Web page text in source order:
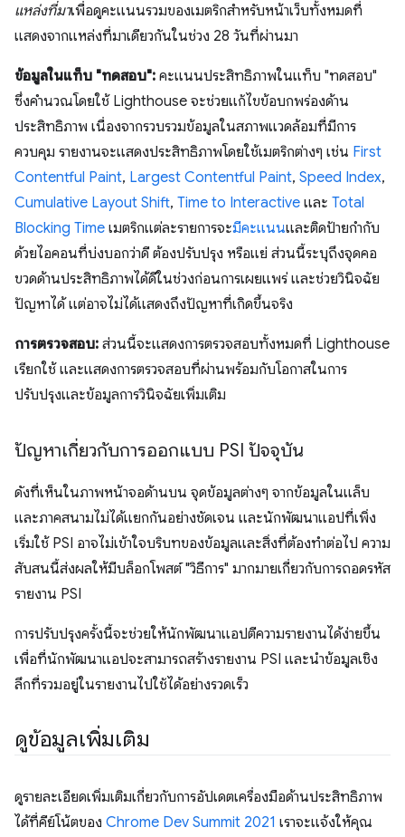
แหล่งที่มาเพื่อดูคะแนนรวมของเมตริกสําหรับหน้าเว็บทั้งหมดที่
แสดงจากแหล่งที่มาเดียวกันในช่วง 28 วันที่ผ่านมา
ข้อมูลในแท็บ "ทดสอบ": คะแนนประสิทธิภาพในแท็บ "ทดสอบ"
ซึ่งคำนวณโดยใช้ Lighthouse จะช่วยแก้ไขข้อบกพร่องด้าน
ประสิทธิภาพ เนื่องจากรวบรวมข้อมูลในสภาพแวดล้อมที่มีการ
ควบคุม รายงานจะแสดงประสิทธิภาพโดยใช้เมตริกต่างๆ เช่น First
Contentful Paint, Largest Contentful Paint, Speed Index,
Cumulative Layout Shift, Time to Interactive และ Total
Blocking Time เมตริกแต่ละรายการจะมีคะแนนและติดป้ายกำกับ
ด้วยไอคอนที่บ่งบอกว่าดี ต้องปรับปรุง หรือแย่ ส่วนนี้ระบุถึงจุดคอ
ขวดด้านประสิทธิภาพได้ดีในช่วงก่อนการเผยแพร่ และช่วยวินิจฉัย
ปัญหาได้ แต่อาจไม่ได้แสดงถึงปัญหาที่เกิดขึ้นจริง
การตรวจสอบ: ส่วนนี้จะแสดงการตรวจสอบทั้งหมดที่ Lighthouse
เรียกใช้ และแสดงการตรวจสอบที่ผ่านพร้อมกับโอกาสในการ
ปรับปรุงและข้อมูลการวินิจฉัยเพิ่มเติม
ปัญหาเกี่ยวกับการออกแบบ PSI ปัจจุบัน
ดังที่เห็นในภาพหน้าจอด้านบน จุดข้อมูลต่างๆ จากข้อมูลในแล็บ
และภาคสนามไม่ได้แยกกันอย่างชัดเจน และนักพัฒนาแอปที่เพิ่ง
เริ่มใช้ PSI อาจไม่เข้าใจบริบทของข้อมูลและสิ่งที่ต้องทำต่อไป ความ
สับสนนี้ส่งผลให้มีบล็อกโพสต์ "วิธีการ" มากมายเกี่ยวกับการถอดรหัส
รายงาน PSI
การปรับปรุงครั้งนี้จะช่วยให้นักพัฒนาแอปตีความรายงานได้ง่ายขึ้น
เพื่อที่นักพัฒนาแอปจะสามารถสร้างรายงาน PSI และนําข้อมูลเชิง
ลึกที่รวมอยู่ในรายงานไปใช้ได้อย่างรวดเร็ว
ดูข้อมูลเพิ่มเติม
ดูรายละเอียดเพิ่มเติมเกี่ยวกับการอัปเดตเครื่องมือด้านประสิทธิภาพ
ได้ที่คีย์โน้ตของ Chrome Dev Summit 2021 เราจะแจ้งให้คุณ